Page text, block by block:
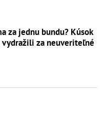
za jednu bundu? Kúsok
vydražili za neuveriteľné